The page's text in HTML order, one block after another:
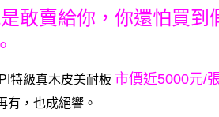
敢賣給你，你還怕買
特級真木皮美耐板 市價近5000元/
有，也成絕響。